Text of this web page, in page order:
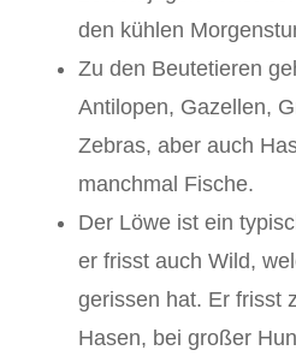
den kühlen
Zu den Beutetieren
Antilopen, Gazellen,
Zebras, aber auch
manchmal Fische.
Der Löwe ist ein
er frisst auch Wild,
gerissen hat. Er frisst
Hasen, bei großer